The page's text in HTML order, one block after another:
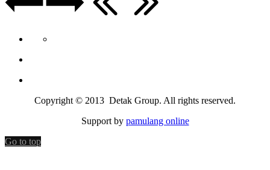
Copyright © 2013 Detak Group. All rights reserved.
Support by pamulang online
Go to top